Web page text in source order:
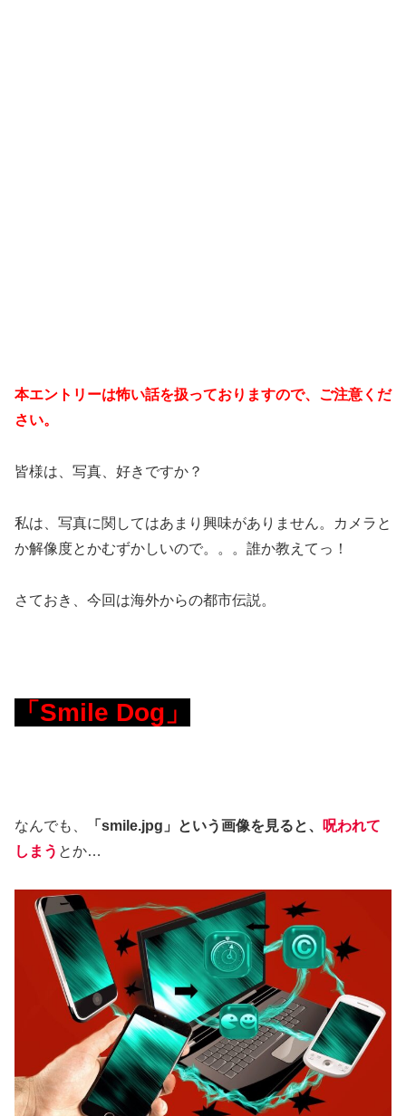
本エントリーは怖い話を扱っておりますので、ご注意くだ
さい。
皆様は、写真、好きですか？
私は、写真に関してはあまり興味がありません。カメラと
か解像度とかむずかしいので。。。誰か教えてっ！
さておき、今回は海外からの都市伝説。
「Smile Dog」
なんでも、 「smile.jpg」という画像を見ると、
呪われて
しまう とか…